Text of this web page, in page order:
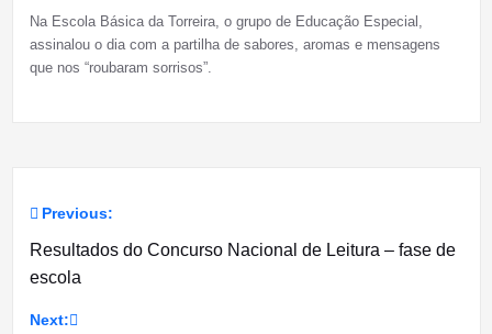
Na Escola Básica da Torreira, o grupo de Educação Especial,
assinalou o dia com a partilha de sabores, aromas e mensagens
que nos “roubaram sorrisos”.
Navegação
de
artigos
Previous:
Resultados do Concurso Nacional de Leitura – fase de
escola
Next: